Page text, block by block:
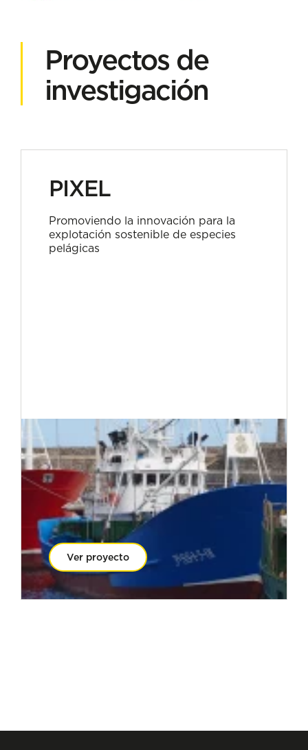
Proyectos de
investigación
PIXEL
Promoviendo la innovación para la
explotación sostenible de especies
pelágicas
Ver proyecto